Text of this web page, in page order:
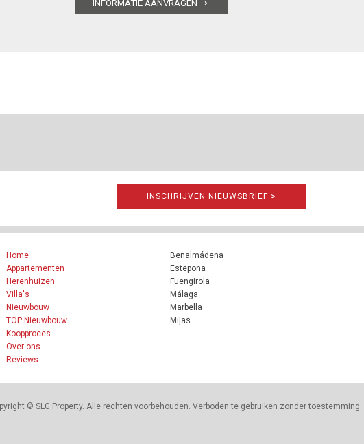
INSCHRIJVEN NIEUWSBRIEF >
Home
Appartementen
Herenhuizen
Villa's
Nieuwbouw
TOP Nieuwbouw
Koopproces
Over ons
Reviews
Benalmádena
Estepona
Fuengirola
Málaga
Marbella
Mijas
© SLG Property. Alle rechten voorbehouden. Verboden te gebruiken zonder toestemming. |